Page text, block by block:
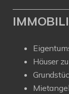
Häuser